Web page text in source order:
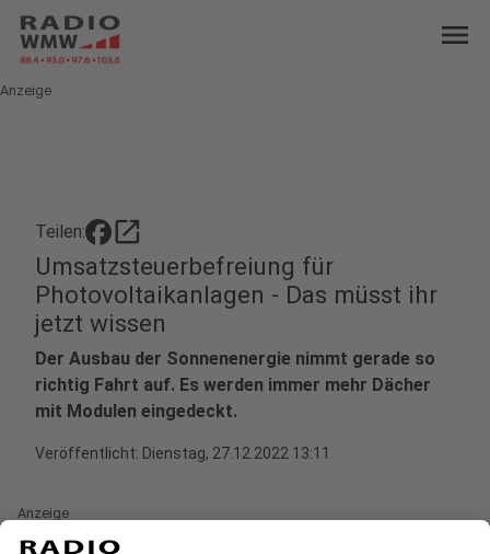
menu
Anzeige
Teilen: open_in_new
Umsatzsteuerbefreiung für
Photovoltaikanlagen - Das müsst ihr
jetzt wissen
Der Ausbau der Sonnenenergie nimmt gerade so
richtig Fahrt auf. Es werden immer mehr Dächer
mit Modulen eingedeckt.
Veröffentlicht: Dienstag, 27.12.2022 13:11
Anzeige